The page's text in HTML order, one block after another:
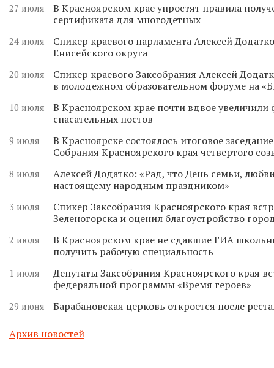
27 июля
В Красноярском крае упростят правила
сертификата для многодетных
24 июля
Спикер краевого парламента Алексей
Енисейского округа
20 июля
Спикер краевого Заксобрания Алексей
в молодежном образовательном форуме на
10 июля
В Красноярском крае почти вдвое
спасательных постов
9 июля
В Красноярске состоялось итоговое
Собрания Красноярского края четвертого
8 июля
Алексей Додатко: «Рад, что День семьи,
настоящему народным праздником»
3 июля
Спикер Заксобрания Красноярского края
Зеленогорска и оценил благоустройство
2 июля
В Красноярском крае не сдавшие ГИА
получить рабочую специальность
1 июля
Депутаты Заксобрания Красноярского края
федеральной программы «Время героев»
29 июня Барабановская церковь откроется после
Архив новостей